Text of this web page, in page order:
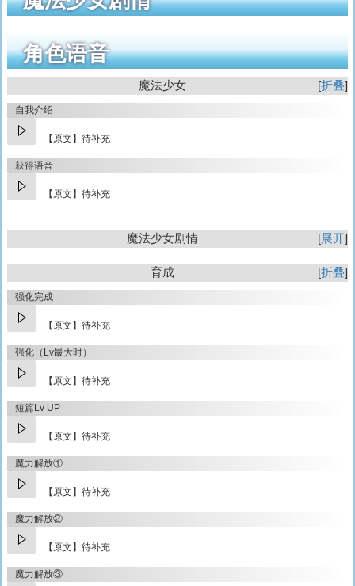
角色语音
折叠
魔法少女
自我介绍
【原文】待补充
获得语音
【原文】待补充
展开
魔法少女剧情
折叠
育成
强化完成
【原文】待补充
强化（Lv最大时）
【原文】待补充
短篇Lv UP
【原文】待补充
魔力解放①
【原文】待补充
魔力解放②
【原文】待补充
魔力解放③